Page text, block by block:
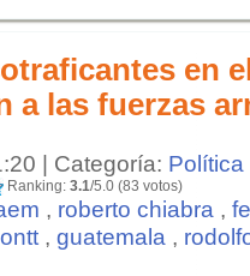
en
a las fuerzas
| Categoría: Política
Ranking: 3.1/5.0 (83 votos)
, roberto chiabra ,
, guatemala ,